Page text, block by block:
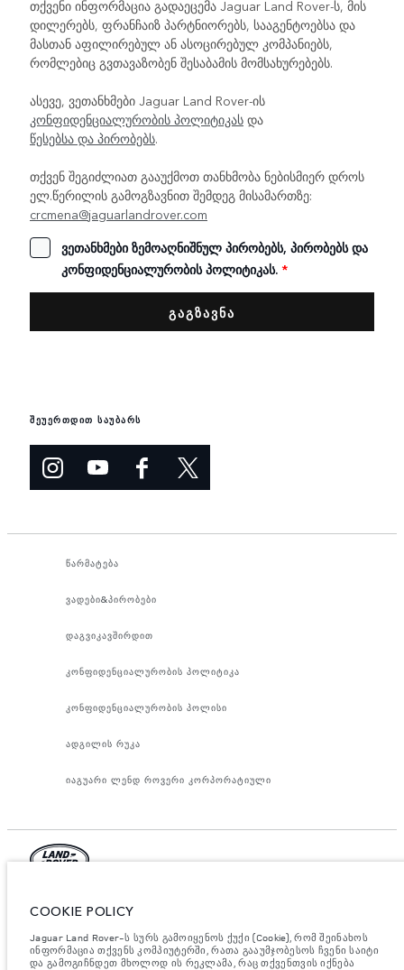
თქვენი ინფორმაცია გადაეცემა Jaguar Land Rover-ს, მის
დილერებს, ფრანჩაიზ პარტნიორებს, სააგენტოებსა და
მასთან აფილირებულ ან ასოცირებულ კომპანიებს,
რომლებიც გვთავაზობენ შესაბამის მომსახურებებს.
ასევე, ვეთანხმები Jaguar Land Rover-ის
კონფიდენციალურობის პოლიტიკას და
წესებსა და პირობებს.
თქვენ შეგიძლიათ გააუქმოთ თანხმობა ნებისმიერ დროს
ელ.წერილის გამოგზავნით შემდეგ მისამართზე:
crcmena@jaguarlandrover.com
ვეთანხმები ზემოაღნიშნულ პირობებს, პირობებს და
კონფიდენციალურობის პოლიტიკას. *
შეუერთდით საუბარს
წარმატება
ვადები&პირობები
დაგვიკავშირდით
კონფიდენციალურობის პოლიტიკა
კონფიდენციალურობის პოლისი
ადგილის რუკა
იაგუარი ლენდ როვერი კორპორატიული
უითლი, ქონვერთი CV3 4LF. რეგისტრირებულია დიდ ბრიტანეთში
მითითებული ციფრები არის ოფიციალური მწარმოებლის ტესტირების
შედეგები. ავტომობილის საწვავის მოხმარება შესაძლებელია
განვასხვავოთ ტესტებიდან მიღებული შედეგებით, ხოლო ციფრები
COOKIE POLICY
Jaguar Land Rover-ს სურს გამოიყენოს ქუქი (Cookie), რომ შეინახოს
ინფორმაცია თქვენს კომპიუტერში, რათა გააუმჯობესოს ჩვენი საიტი
და გამოგიჩნდეთ მხოლოდ ის რეკლამა, რაც თქვენთვის იქნება